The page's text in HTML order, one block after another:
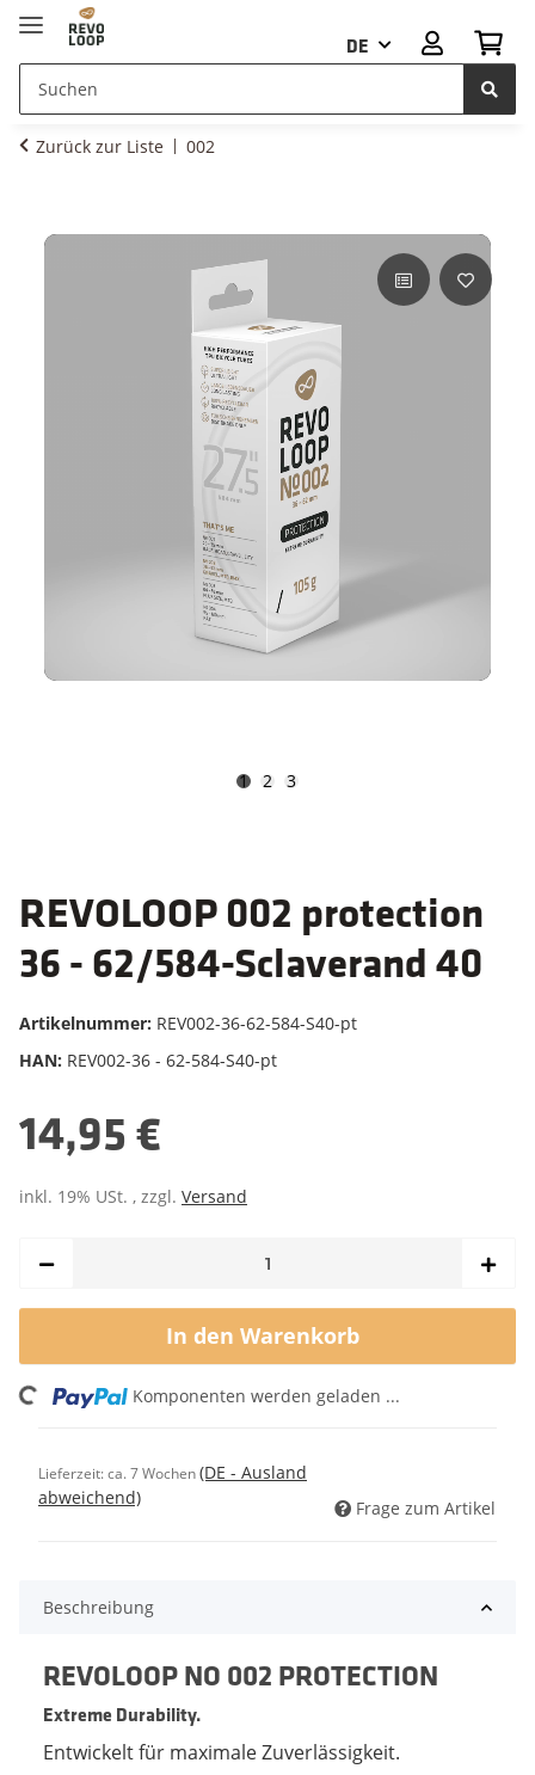
DE
Zurück zur Liste 002
1 2 3
REVOLOOP 002 protection
36 - 62/584-Sclaverand 40
Artikelnummer: REV002-36-62-584-S40-pt
HAN: REV002-36 - 62-584-S40-pt
14,95 €
inkl. 19% USt. , zzgl. Versand
In den Warenkorb
Komponenten werden geladen ...
Lieferzeit:ca. 7 Wochen(DE - Ausland
abweichend)
Frage zum Artikel
Beschreibung
REVOLOOP NO 002 PROTECTION
Extreme Durability.
Entwickelt für maximale Zuverlässigkeit.